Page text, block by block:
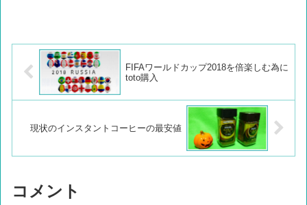
FIFAワールドカップ2018を倍楽しむ為に
toto購入
現状のインスタントコーヒーの最安値
コメント